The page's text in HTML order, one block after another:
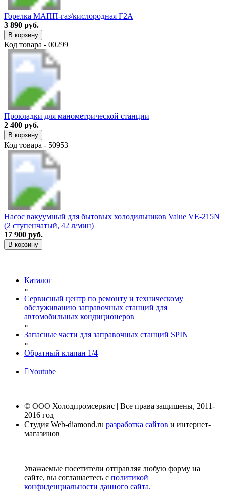
Горелка МАПП-газ/кислородная Г2А
3 890 руб.
В корзину
Код товара - 00299
Прокладки для манометрической станции
2 400 руб.
В корзину
Код товара - 50953
Насос вакуумный для бытовых холодильников Value VE-215N
(2 ступенчатый, 42 л/мин)
17 900 руб.
В корзину
Каталог
»
Сервисный центр по ремонту и техническому
обслуживанию заправочных станций для
автомобильных кондиционеров
»
Запасные части для заправочных станций SPIN
»
Обратный клапан 1/4
Youtube
© ООО Холодпромсервис | Все права защищены, 2011-
2016 год
Студия Web-diamond.ru разработка сайтов и интернет-
магазинов
Уважаемые посетители отправляя любую форму на
сайте, вы соглашаетесь с политикой
конфиденциальности данного сайта.